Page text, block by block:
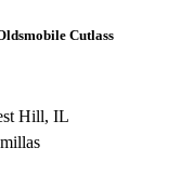
Cutlass
Hill, IL